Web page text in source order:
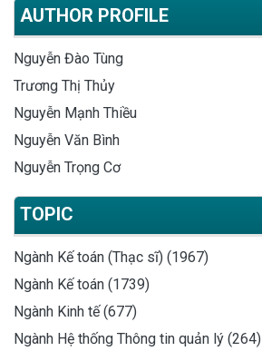
AUTHOR PROFILE
Nguyễn Đào Tùng
Trương Thị Thủy
Nguyễn Mạnh Thiều
Nguyễn Văn Bình
Nguyễn Trọng Cơ
TOPIC
Ngành Kế toán (Thạc sĩ) (1967)
Ngành Kế toán (1739)
Ngành Kinh tế (677)
Ngành Hệ thống Thông tin quản lý (264)